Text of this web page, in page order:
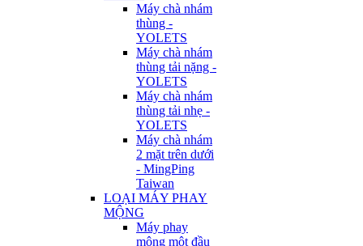
Máy chà nhám
thùng -
YOLETS
Máy chà nhám
thùng tải nặng -
YOLETS
Máy chà nhám
thùng tải nhẹ -
YOLETS
Máy chà nhám
2 mặt trên dưới
- MingPing
Taiwan
LOẠI MÁY PHAY
MỘNG
Máy phay
mộng một đầu